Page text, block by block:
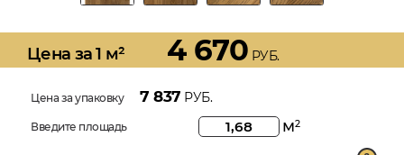
Цена за 1 м² 4 670 РУБ.
Цена за упаковку 7 837 РУБ.
Введите площадь м2